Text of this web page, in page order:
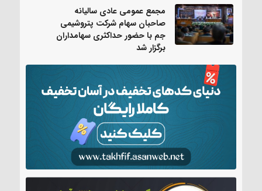
مجمع عمومی عادی سالیانه
صاحبان سهام شرکت پتروشیمی
جم با حضور حداکثری سهامداران
برگزار شد